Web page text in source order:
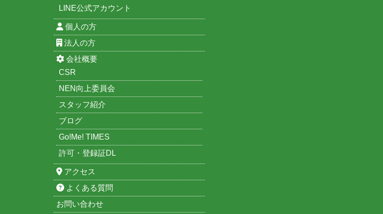
LINE公式アカウント
個人の方
法人の方
会社概要
CSR
NEN向上委員会
スタッフ紹介
ブログ
Go!Me! TIMES
許可・登録証DL
アクセス
よくある質問
お問い合わせ